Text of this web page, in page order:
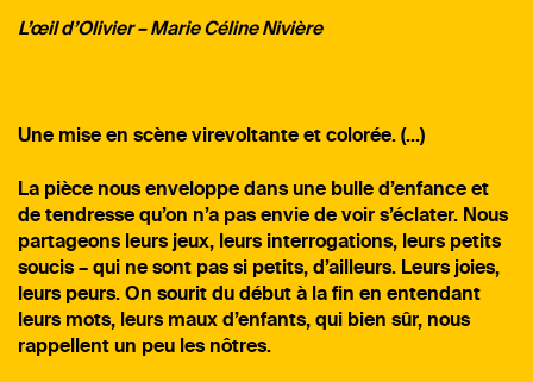
L’œil d’Olivier – Marie Céline Nivière
Une mise en scène virevoltante et colorée. (…)
La pièce nous enveloppe dans une bulle d’enfance et
de tendresse qu’on n’a pas envie de voir s’éclater. Nous
partageons leurs jeux, leurs interrogations, leurs petits
soucis – qui ne sont pas si petits, d’ailleurs. Leurs joies,
leurs peurs. On sourit du début à la fin en entendant
leurs mots, leurs maux d’enfants, qui bien sûr, nous
rappellent un peu les nôtres.